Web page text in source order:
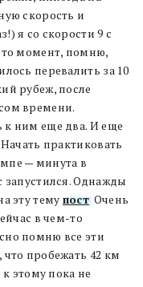
скорость и
я со скорости 9 с
момент, помню,
перевалить за 10
рубеж, после
времени.
к ним еще два. И еще
практиковать
— минута в
Однажды
эту тему пост. Очень
в чем-то
помню все эти
пробежать 42 км
этому пока не